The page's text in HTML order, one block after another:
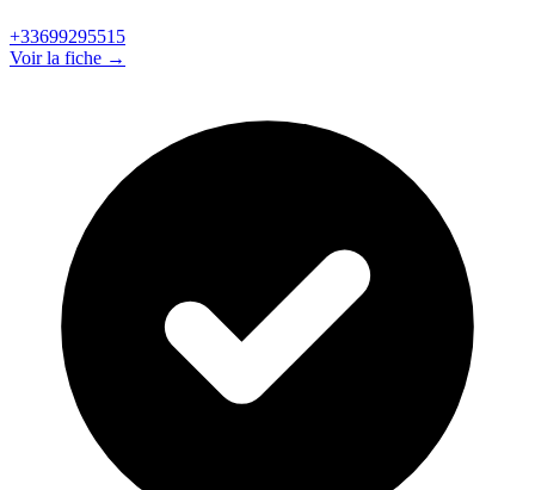
+33699295515
Voir la fiche →